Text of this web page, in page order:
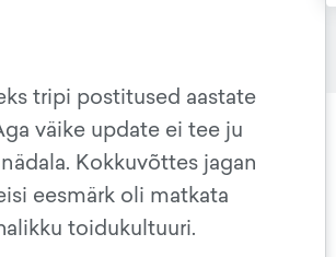
tripi postitused aastate
väike update ei tee ju
Kokkuvõttes jagan
eesmärk oli matkata
toidukultuuri.